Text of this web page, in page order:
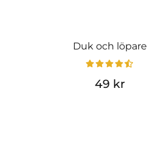
Duk och löpare
49 kr